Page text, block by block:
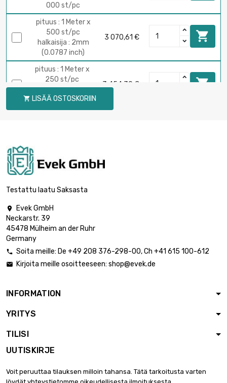
000 st/pc
pituus : 1 Meter x
500 st/pc
halkaisija : 2mm
(0.0787 inch)
3 070,61 € 
pituus : 1 Meter x
250 st/pc
halkaisija : 3mm
(0.1181 inch)
3 454,39 € 
inch)
halkaisija : 4mm
(≈5/32 inch)
pituus : 1 Meter x 50
st/pc
(≈13/64 inch)
pituus : 1 Meter x
(≈13/64 inch)
(≈15/64 inch)
50 st/pc

 LISÄÄ OSTOSKORIIN
Testattu laatu Saksasta

Evek GmbH
Neckarstr. 39
45478 Mülheim an der Ruhr
Germany
 Soita meille: De +49 208 376-298-00, Ch +41 615 100-612
 Kirjoita meille osoitteeseen: shop@evek.de
INFORMATION
YRITYS
TILISI
UUTISKIRJE
Voit peruuttaa tilauksen milloin tahansa. Tätä tarkoitusta varten